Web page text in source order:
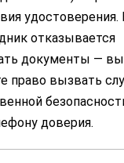
удостоверения.
отказывается
документы — вы
право вызвать
доверия.